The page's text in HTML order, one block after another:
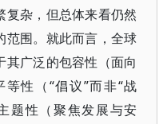
复杂，但总体来看仍然
范围。就此而言，全球
广泛的包容性（面向
性（“倡议”而非“战
题性（聚焦发展与安